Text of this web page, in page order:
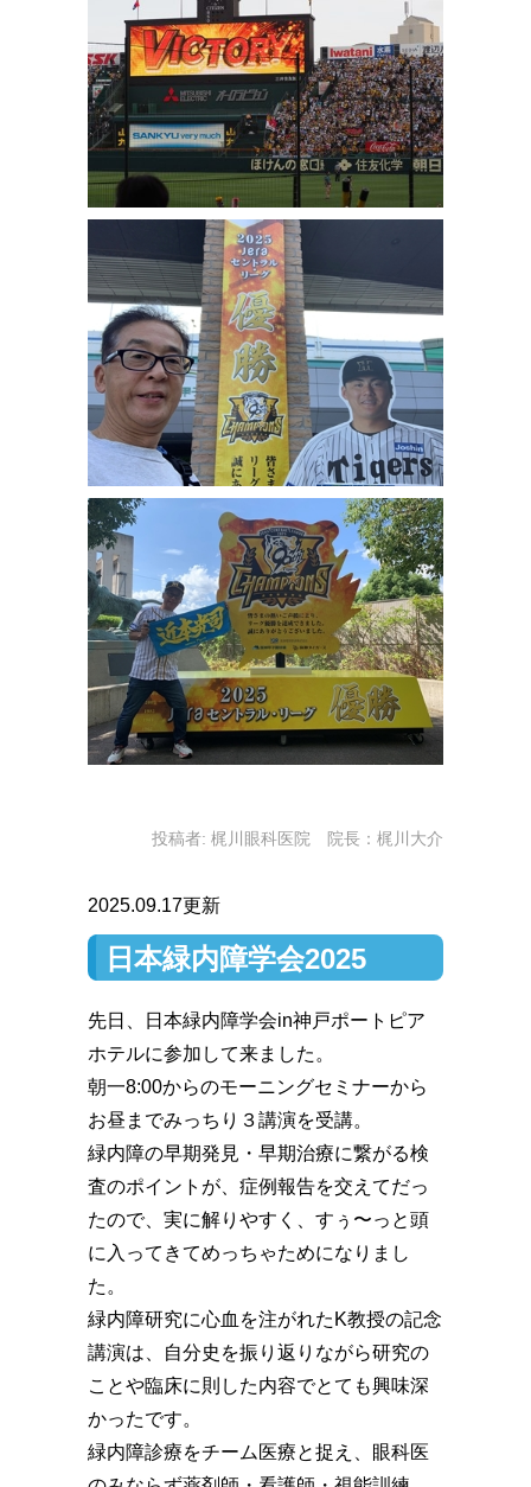
投稿者: 梶川眼科医院 院長：梶川大介
2025.09.17更新
日本緑内障学会2025
先日、日本緑内障学会in神戸ポートピア
ホテルに参加して来ました。
朝一8:00からのモーニングセミナーから
お昼までみっちり３講演を受講。
緑内障の早期発見・早期治療に繋がる検
査のポイントが、症例報告を交えてだっ
たので、実に解りやすく、すぅ〜っと頭
に入ってきてめっちゃためになりまし
た。
緑内障研究に心血を注がれたK教授の記念
講演は、自分史を振り返りながら研究の
ことや臨床に則した内容でとても興味深
かったです。
緑内障診療をチーム医療と捉え、眼科医